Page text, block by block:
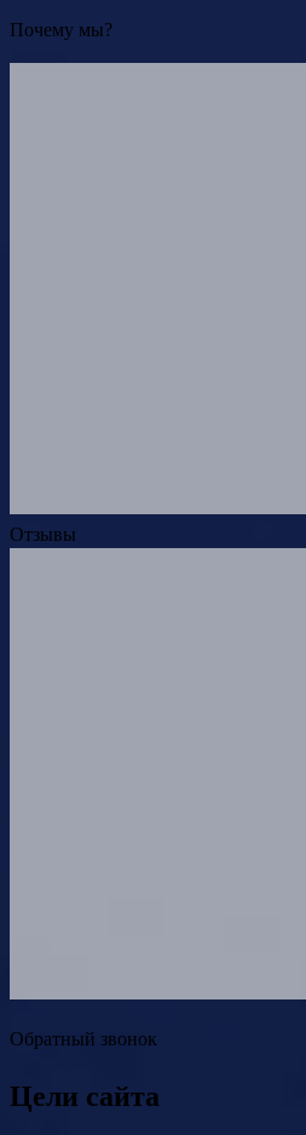
Почему мы?
Отзывы
Обратный звонок
Цели сайта